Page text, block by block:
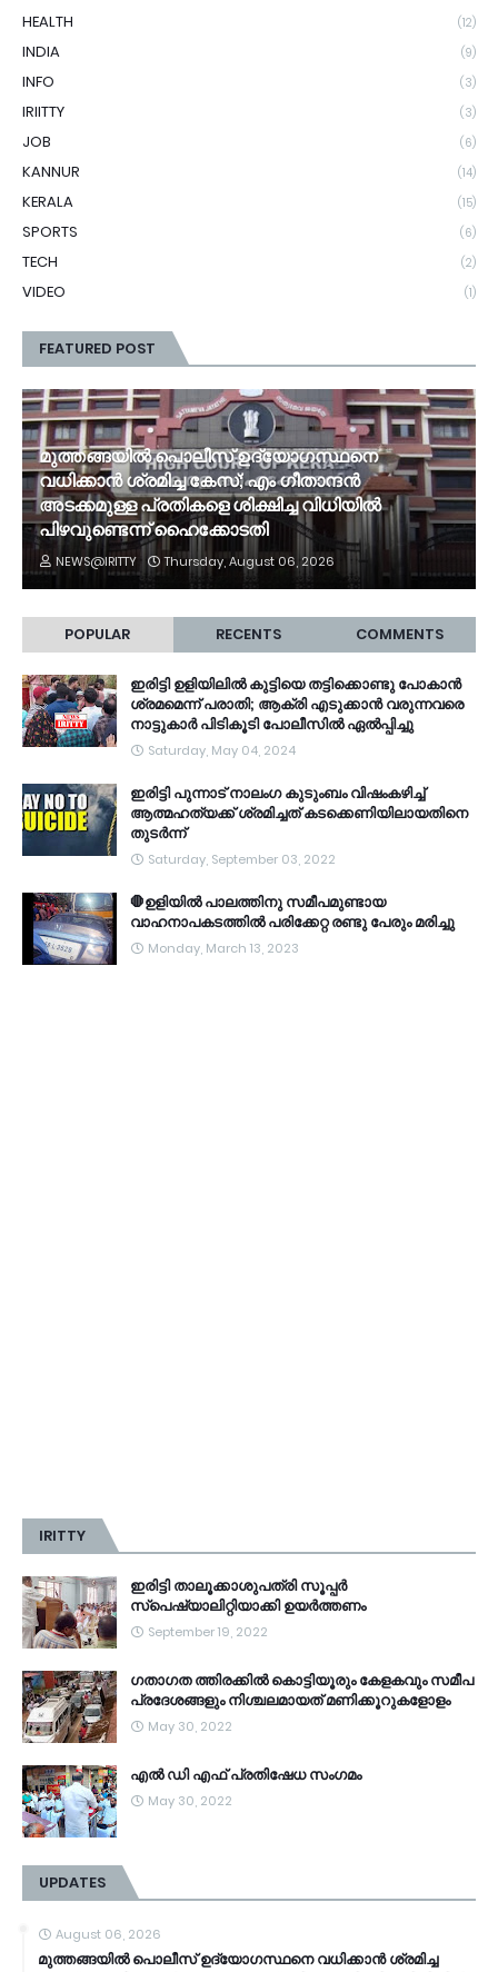
HEALTH (12)
INDIA (9)
INFO (3)
IRIITTY (3)
JOB (6)
KANNUR (14)
KERALA (15)
SPORTS (6)
TECH (2)
VIDEO (1)
FEATURED POST
മുത്തങ്ങയിൽ പൊലീസ് ഉദ്യോഗസ്ഥനെ
വധിക്കാൻ ശ്രമിച്ച കേസ്; ​എം ഗീതാന്ദൻ
അടക്കമുള്ള പ്രതികളെ ശിക്ഷിച്ച വിധിയിൽ
പിഴവുണ്ടെന്ന് ഹൈക്കോടതി
NEWS@IRITTY Thursday, August 06, 2026
POPULAR RECENTS COMMENTS
ഇരിട്ടി ഉളിയിലിൽ കുട്ടിയെ തട്ടിക്കൊണ്ടു പോകാൻ
ശ്രമമെന്ന് പരാതി; ആക്രി എടുക്കാൻ വരുന്നവരെ
നാട്ടുകാർ പിടികൂടി പോലീസിൽ ഏൽപ്പിച്ചു
Saturday, May 04, 2024
ഇരിട്ടി പുന്നാട് നാലംഗ കുടുംബം വിഷംകഴിച്ച്‌
ആത്മഹത്യക്ക് ശ്രമിച്ചത് കടക്കെണിയിലായതിനെ
തുടർന്ന്
Saturday, September 03, 2022
🛑ഉളിയിൽ പാലത്തിനു സമീപമുണ്ടായ
വാഹനാപകടത്തിൽ പരിക്കേറ്റ രണ്ടു പേരും മരിച്ചു
Monday, March 13, 2023
IRITTY
ഇരിട്ടി താലൂക്കാശുപത്രി സൂപ്പർ
സ്‌പെഷ്യാലിറ്റിയാക്കി ഉയർത്തണം
September 19, 2022
ഗതാഗത ത്തിരക്കിൽ കൊട്ടിയൂരും കേളകവും സമീപ
പ്രദേശങ്ങളും നിശ്ചലമായത് മണിക്കൂറുകളോളം
May 30, 2022
എൽ ഡി എഫ് പ്രതിഷേധ സംഗമം
May 30, 2022
UPDATES
August 06, 2026
മുത്തങ്ങയിൽ പൊലീസ് ഉദ്യോഗസ്ഥനെ വധിക്കാൻ ശ്രമിച്ച